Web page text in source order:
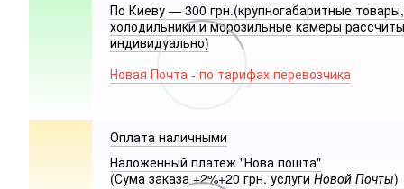
По Киеву — 300 грн.(крупногабаритные товары,
холодильники и морозильные камеры
индивидуально)
Новая Почта - по тарифах перевозчика
Оплата наличными
Наложенный платеж "Нова пошта"
(Сума заказа +2%+20 грн. услуги Новой Почты)